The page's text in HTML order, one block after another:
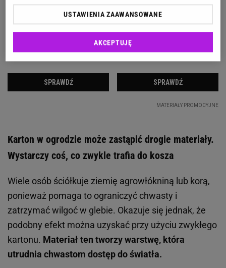
Karton w ogrodzie może zastąpić drogie materiały.
Wystarczy coś, co zwykle trafia do kosza
Wiele osób ściółkuje ziemię agrowłókniną lub korą,
ponieważ pomaga to ograniczyć chwasty i
zatrzymać wilgoć w glebie. Okazuje się jednak, że
podobny efekt można uzyskać przy użyciu zwykłego
kartonu. Materiał ten tworzy warstwę, która
utrudnia chwastom dostęp do światła.
USTAWIENIA ZAAWANSOWANE
AKCEPTUJĘ